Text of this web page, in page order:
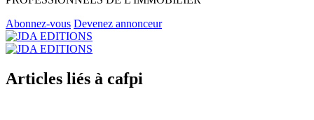
Abonnez-vous Devenez annonceur
Articles liés à cafpi